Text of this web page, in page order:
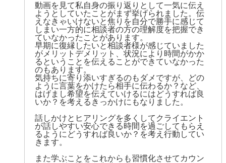
動画を見て私自身の振り返りとして一気に伝え
ようとしていたことがまず挙げられました。伝
えなきゃいけないと焦りを自分で勝手に感じて
しまい一方的に相談者の方の理解度を把握でき
ていなかったことがあります。
早期に復縁したいと相談者様が感じていました
がメリットデメリット、状況により時間がかか
るということを伝えることができていなかった
のもあります。
気持ちに寄り添いすぎるのもダメですが、どの
ように言葉をかけたら相手に伝わるか？など、
はげまし希望を伝えていけるにはどうすれば良
いか？を考えるきっかけにもなりました。
話しかけとヒアリングを多くしてクライエント
が話しやすい安心できる時間を過ごしてもらえ
るようにどうすれば良いか？を考え行動してい
きます。
また学ぶことをこれからも習慣化させてカウン